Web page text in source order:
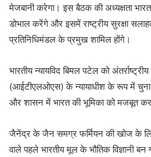
मेजबानी करेगा। इस बैठक की अध्यक्षता
डोभाल करेंगे और इसमें राष्ट्रीय सुरक्षा
प्रतिनिधिमंडल के प्रमुख शामिल होंगे।
भारतीय न्यायविद बिमल पटेल को
(आईटीएलओएस) के न्यायाधीश के रूप में चुना
और शासन में भारत की भूमिका को मजबूत
जैनेंद्र के जैन समग्र फर्मियन की खोज के
वाले पहले भारतीय मूल के भौतिक विज्ञानी